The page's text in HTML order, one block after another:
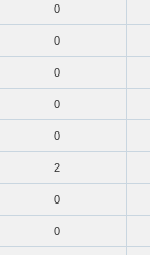
0
0
0
0
0
2
0
0